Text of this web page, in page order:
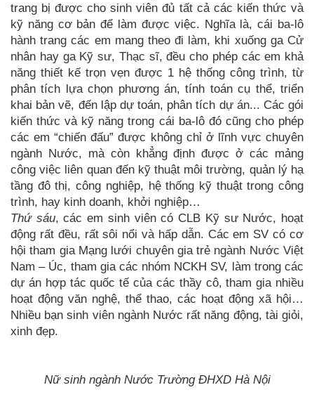
trang bị được cho sinh viên đủ tất cả các kiến thức và
kỹ năng cơ bản để làm được việc. Nghĩa là, cái ba-lô
hành trang các em mang theo đi làm, khi xuống ga Cử
nhân hay ga Kỹ sư, Thạc sĩ, đều cho phép các em khả
năng thiết kế trọn vẹn được 1 hệ thống công trình, từ
phân tích lựa chọn phương án, tính toán cụ thể, triển
khai bản vẽ, đến lập dự toán, phân tích dự án... Các gói
kiến thức và kỹ năng trong cái ba-lô đó cũng cho phép
các em “chiến đấu” được không chỉ ở lĩnh vực chuyên
ngành Nước, mà còn khẳng định được ở các mảng
công việc liên quan đến kỹ thuật môi trường, quản lý hạ
tầng đô thị, công nghiệp, hệ thống kỹ thuật trong công
trình, hay kinh doanh, khởi nghiệp…
Thứ sáu, các em sinh viên có CLB Kỹ sư Nước, hoạt
động rất đều, rất sôi nổi và hấp dẫn. Các em SV có cơ
hội tham gia Mạng lưới chuyên gia trẻ ngành Nước Việt
Nam – Úc, tham gia các nhóm NCKH SV, làm trong các
dự án hợp tác quốc tế của các thầy cô, tham gia nhiều
hoạt động văn nghệ, thể thao, các hoạt động xã hội…
Nhiều bạn sinh viên ngành Nước rất năng động, tài giỏi,
xinh đẹp.
Nữ sinh ngành Nước Trường ĐHXD Hà Nội